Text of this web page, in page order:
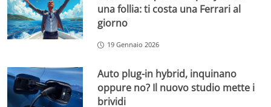
una follia: ti costa una Ferrari al
giorno
19 Gennaio 2026
Auto plug-in hybrid, inquinano
oppure no? Il nuovo studio mette i
brividi